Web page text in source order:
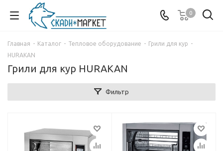
0
Главная - Каталог - Тепловое оборудование - Грили для кур -
HURAKAN
Грили для кур HURAKAN
Фильтр